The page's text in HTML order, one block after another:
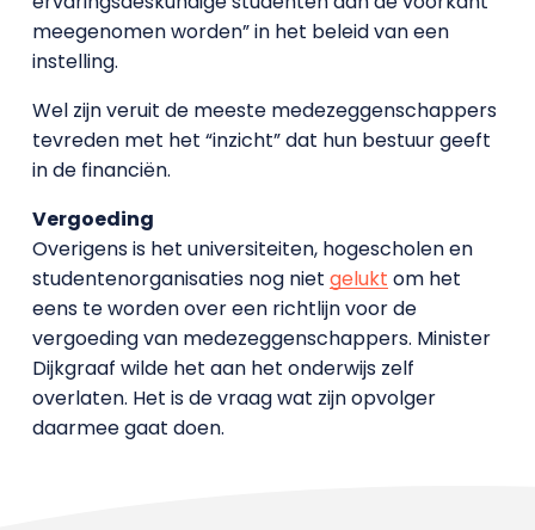
meegenomen worden” in het beleid van een
instelling.
Wel zijn veruit de meeste medezeggenschappers
tevreden met het “inzicht” dat hun bestuur geeft
in de financiën.
Vergoeding
Overigens is het universiteiten, hogescholen en
studentenorganisaties nog niet gelukt om het
eens te worden over een richtlijn voor de
vergoeding van medezeggenschappers. Minister
Dijkgraaf wilde het aan het onderwijs zelf
overlaten. Het is de vraag wat zijn opvolger
daarmee gaat doen.